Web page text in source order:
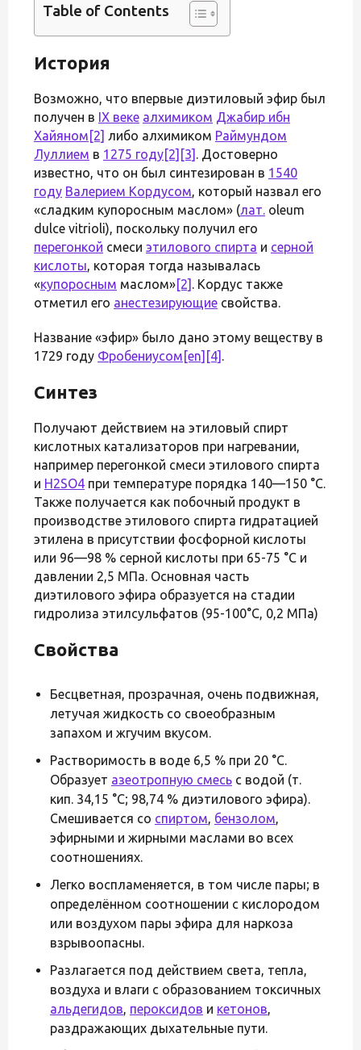
Table of Contents
История
Возможно, что впервые диэтиловый эфир был
получен в IX веке алхимиком Джабир ибн
Хайяном [2] либо алхимиком Раймундом
Луллием в 1275 году[2] [3] . Достоверно
известно, что он был синтезирован в 1540
году Валерием Кордусом, который назвал его
«сладким купоросным маслом» (лат. oleum
dulce vitrioli), поскольку получил его
перегонкой смеси этилового спирта и серной
кислоты, которая тогда называлась
«купоросным маслом»[2] . Кордус также
отметил его анестезирующие свойства.
Название «эфир» было дано этому веществу в
1729 году Фробениусом [en] [4] .
Синтез
Получают действием на этиловый спирт
кислотных катализаторов при нагревании,
например перегонкой смеси этилового спирта
и H2SO4 при температуре порядка 140—150 °C.
Также получается как побочный продукт в
производстве этилового спирта гидратацией
этилена в присутствии фосфорной кислоты
или 96—98 % серной кислоты при 65-75 °С и
давлении 2,5 МПа. Основная часть
диэтилового эфира образуется на стадии
гидролиза этилсульфатов (95-100°С, 0,2 МПа)
Свойства
Бесцветная, прозрачная, очень подвижная,
летучая жидкость со своеобразным
запахом и жгучим вкусом.
Растворимость в воде 6,5 % при 20 °C.
Образует азеотропную смесь с водой (т.
кип. 34,15 °C; 98,74 % диэтилового эфира).
Смешивается со спиртом, бензолом,
эфирными и жирными маслами во всех
соотношениях.
Легко воспламеняется, в том числе пары; в
определённом соотношении с кислородом
или воздухом пары эфира для наркоза
взрывоопасны.
Разлагается под действием света, тепла,
воздуха и влаги с образованием токсичных
альдегидов, пероксидов и кетонов,
раздражающих дыхательные пути.